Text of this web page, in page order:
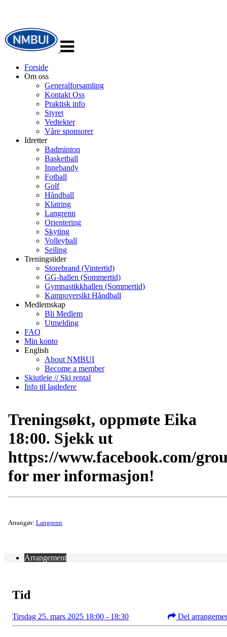
navigasjon
Forside
Om oss
Generalforsamling
Kontakt Oss
Praktisk info
Styret
Vedtekter
Våre sponsorer
Idretter
Badminton
Basketball
Innebandy
Fotball
Golf
Håndball
Klatring
Langrenn
Orientering
Skyting
Volleyball
Seiling
Treningstider
Storebrand (Vintertid)
GG-hallen (Sommertid)
Gymnastikkhallen (Sommertid)
Kampoversikt Håndball
Medlemskap
Bli Medlem
Utmelding
FAQ
Min konto
English
About NMBUI
Become a member
Skiutleie // Ski rental
Info til lagledere
Treningsøkt, oppmøte Eika
18:00. Sjekk ut
https://www.facebook.com/
for mer informasjon!
Arrangør: Langrenn
Arrangement
Tid
Tirsdag 25. mars 2025 18:00 - 18:30 Del